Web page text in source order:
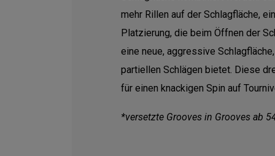
mehr Rillen auf der Schlagfläche,
Platzierung, die beim Öffnen der
eine neue, aggressive
partiellen Schlägen bietet. Diese
für einen knackigen Spin auf
*versetzte Grooves in Grooves ab